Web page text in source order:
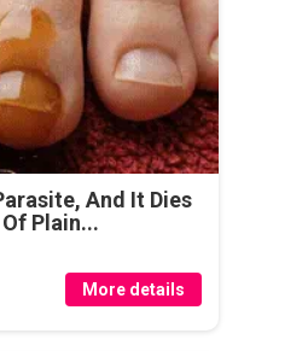
And It Dies
Plain...
More details